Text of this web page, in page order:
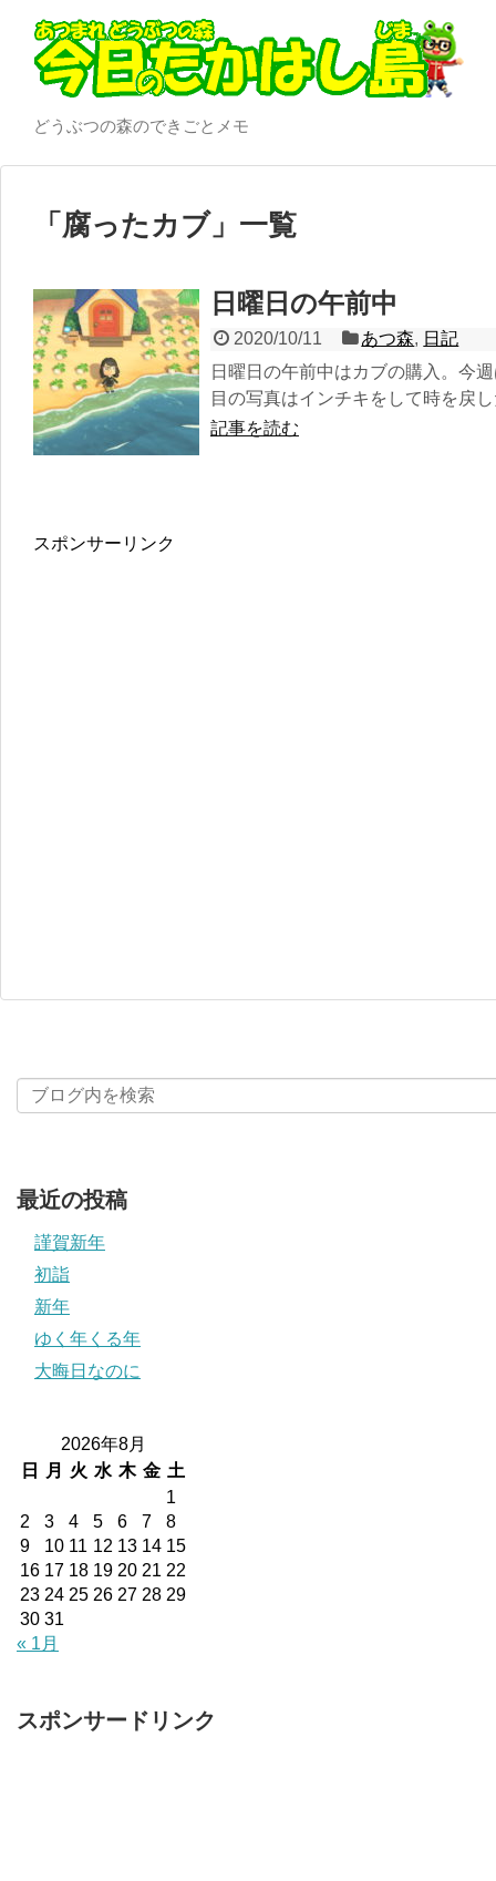
どうぶつの森のできごとメモ
「 腐ったカブ」 一覧
日曜日の午前中
2020/10/11 あつ森, 日記
日曜日の午前中はカブの購入。今
目の写真はインチキをして時を戻
記事を読む
スポンサーリンク
最近の投稿
謹賀新年
初詣
新年
ゆく年くる年
大晦日なのに
2026年8月
日
月 火 水 木 金 土
1
2
3 4 5 6 7
8
9
10 11 12 13 14 15
16 17 18 19 20 21 22
23 24 25 26 27 28 29
30 31
« 1月
スポンサードリンク